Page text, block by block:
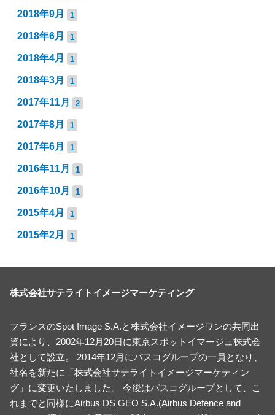
2018年9月 1
2018年6月 1
2018年4月 1
2018年3月 1
2017年11月 2
2017年8月 1
2017年6月 1
2016年11月 1
2016年10月 1
2015年4月 1
2015年2月 1
株式会社サテライトイメージマーケティング
フランスのSpot Image S.A.と株式会社イメージワンの共同出
資により、2002年12月20日に東京スポットイマージュ株式会
社として設立。 2014年12月にパスコグループの一員となり、
社名を新たに「株式会社サテライトイメージマーケティン
グ」に変更いたしました。 今後はパスコグループとして、こ
れまでと同様にAirbus DS GEO S.A.(Airbus Defence and